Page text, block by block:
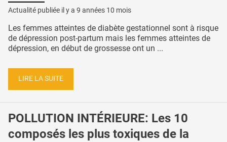
Actualité publiée il y a 9 années 10 mois
Les femmes atteintes de diabète gestationnel sont à risque
de dépression post-partum mais les femmes atteintes de
dépression, en début de grossesse ont un ...
LIRE LA SUITE
POLLUTION INTÉRIEURE: Les 10
composés les plus toxiques de la